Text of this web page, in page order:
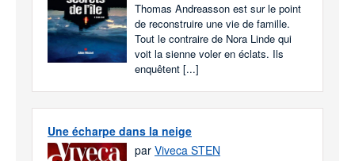
Thomas Andreasson est sur le point
de reconstruire une vie de famille.
Tout le contraire de Nora Linde qui
voit la sienne voler en éclats. Ils
enquêtent [...]
Une écharpe dans la neige
par Viveca STEN